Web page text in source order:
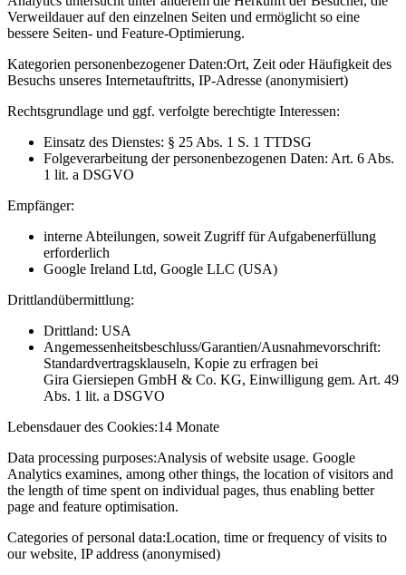
Verweildauer auf den einzelnen Seiten und ermöglicht so eine
bessere Seiten- und Feature-Optimierung.
Kategorien personenbezogener Daten:Ort, Zeit oder Häufigkeit des
Besuchs unseres Internetauftritts, IP-Adresse (anonymisiert)
Rechtsgrundlage und ggf. verfolgte berechtigte Interessen:
Einsatz des Dienstes: § 25 Abs. 1 S. 1 TTDSG
Folgeverarbeitung der personenbezogenen Daten: Art. 6 Abs.
1 lit. a DSGVO
Empfänger:
interne Abteilungen, soweit Zugriff für Aufgabenerfüllung
erforderlich
Google Ireland Ltd, Google LLC (USA)
Drittlandübermittlung:
Drittland: USA
Angemessenheitsbeschluss/Garantien/Ausnahmevorschrift:
Standardvertragsklauseln, Kopie zu erfragen bei
Gira Giersiepen GmbH & Co. KG, Einwilligung gem. Art. 49
Abs. 1 lit. a DSGVO
Lebensdauer des Cookies:14 Monate
Data processing purposes:Analysis of website usage. Google
Analytics examines, among other things, the location of visitors and
the length of time spent on individual pages, thus enabling better
page and feature optimisation.
Categories of personal data:Location, time or frequency of visits to
our website, IP address (anonymised)